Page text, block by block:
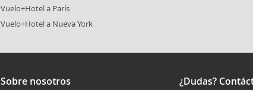
Vuelo+Hotel a París
Vuelo+Hotel a Nueva York
Sobre nosotros ¿Dudas?